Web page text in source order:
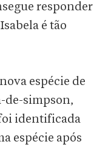
responder
é tão
espécie de
de-simpson,
identificada
espécie após